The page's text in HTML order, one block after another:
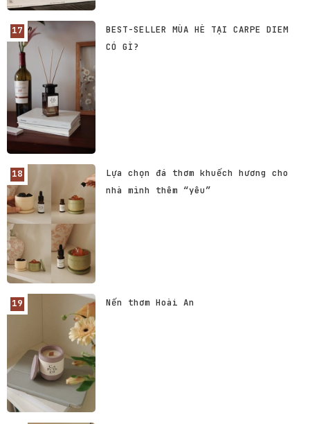
BEST-SELLER MÙA HÈ TẠI CARPE DIEM
CÓ GÌ?
Lựa chọn đá thơm khuếch hương cho
nhà mình thêm “yêu”
Nến thơm Hoài An